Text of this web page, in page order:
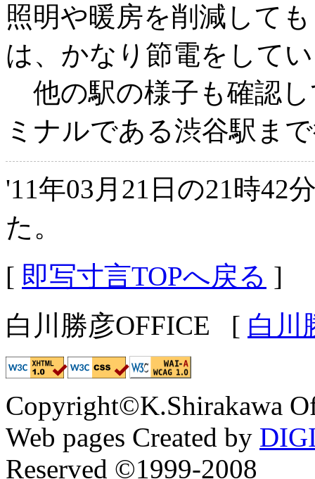
照明や暖房を削減して
は、かなり節電をして
他の駅の様子も確認
ミナルである渋谷駅ま
'11年03月21日の21時42
た。
[ 即写寸言TOPへ戻る ]
白川勝彦OFFICE [ 白川
Copyright©K.Shirakawa
Web pages Created by
Reserved ©1999-2008